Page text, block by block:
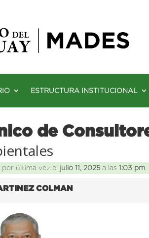
ESTRUCTURA INSTITUCIONAL
de
última vez el julio 11, 2025 a las1:03 pm
COLMAN